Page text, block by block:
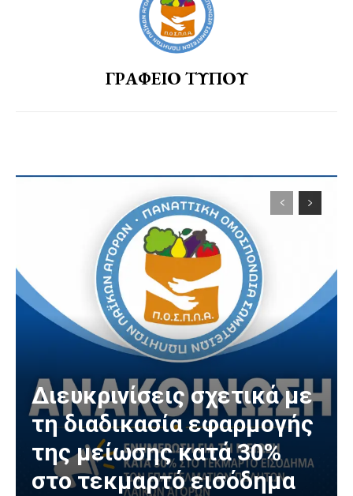
ΓΡΑΦΕΙΟ ΤΥΠΟΥ
Διευκρινίσεις σχετικά με
τη διαδικασία εφαρμογής
της μείωσης κατά 30%
στο τεκμαρτό εισόδημα